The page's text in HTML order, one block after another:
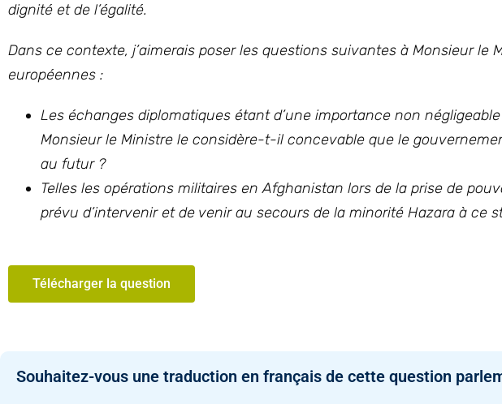
dignité et de l’égalité.
Dans ce contexte, j’aimerais poser les questions suivantes à Monsieur le
européennes :
Les échanges diplomatiques étant d’une importance non
Monsieur le Ministre le considère-t-il concevable que le
au futur ?
Telles les opérations militaires en Afghanistan lors de la prise de
prévu d’intervenir et de venir au secours de la minorité Hazara à ce
Télécharger la question
Souhaitez-vous une traduction en français de cette question